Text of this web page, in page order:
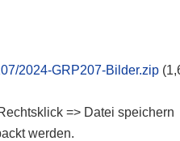
2024-GRP207-Bilder.zip
=> Datei speichern
werden.